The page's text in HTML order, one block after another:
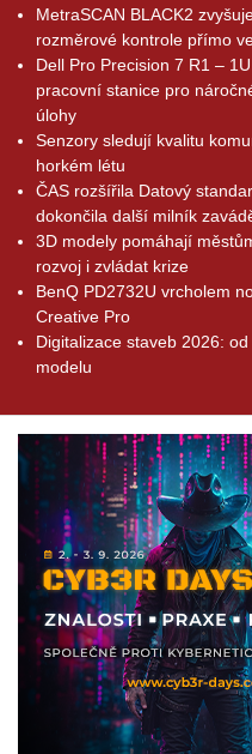
MetraSCAN BLACK2
rozměrové kontrole přímo
Dell Pro Precision 7 R1 –
pracovní stanice pro
úlohy
Senzory sledují kvalitu
horkém létu
ČAS rozšířila Datový
dokončila další milník
3D modely pomáhají
rozvoj i zvládat krize
BenQ PD2732U vrcholem
Creative Pro
Digitalizace staveb 2026:
modelu